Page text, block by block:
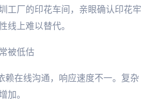
工厂的印花车间，亲眼确认印花牢
线上难以替代。
被低估
赖在线沟通，响应速度不一。复杂
加。